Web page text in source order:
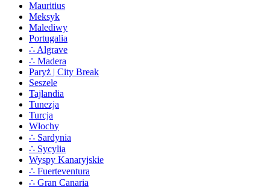
Mauritius
Meksyk
Malediwy
Portugalia
∴ Algrave
∴ Madera
Paryż | City Break
Seszele
Tajlandia
Tunezja
Turcja
Włochy
∴ Sardynia
∴ Sycylia
Wyspy Kanaryjskie
∴ Fuerteventura
∴ Gran Canaria